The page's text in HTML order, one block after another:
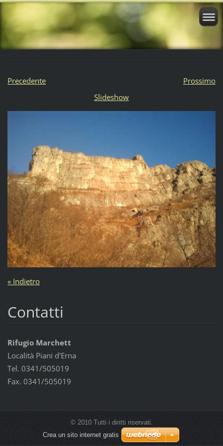
Precedente
Prossimo
Slideshow
« Indietro
Contatti
Rifugio Marchett
Località Piani d'Erna
Tel. 0341/505019
Fax. 0341/505019
© 2010 Tutti i diritti riservati.
Crea un sito internet gratis